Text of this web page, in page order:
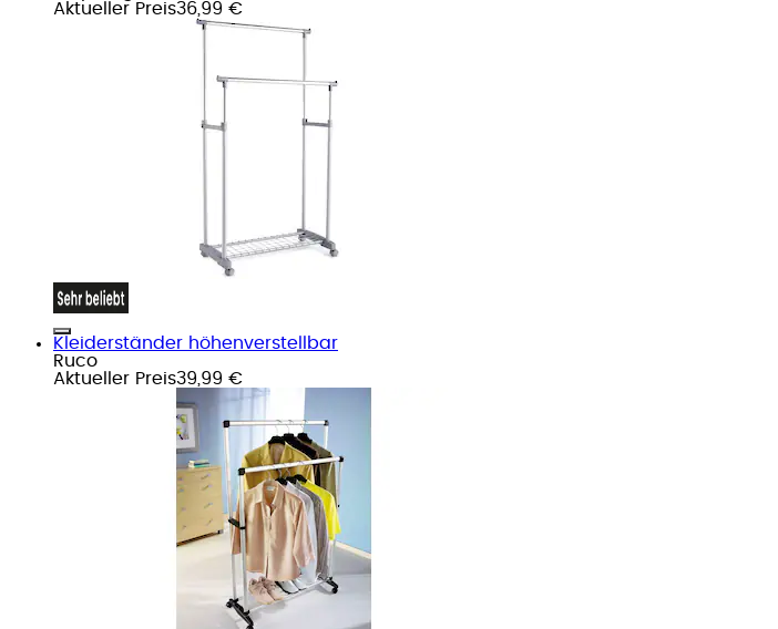
Aktueller Preis36,99 €
Kleiderständer höhenverstellbar
Ruco
Aktueller Preis39,99 €